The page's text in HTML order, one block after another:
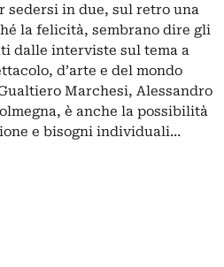
sedersi in due, sul retro una
la felicità, sembrano dire gli
dalle interviste sul tema a
d’arte e del mondo
Marchesi, Alessandro
è anche la possibilità
e bisogni individuali…